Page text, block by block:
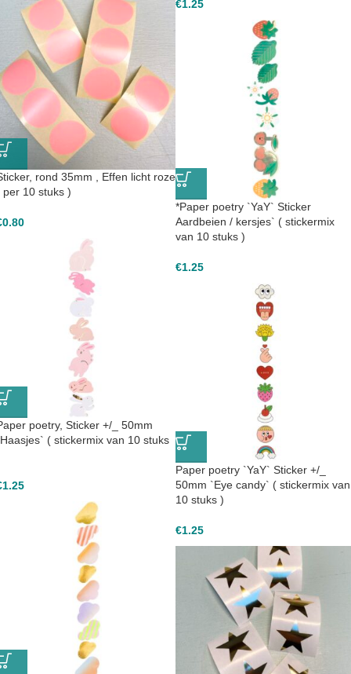
€1.25
rond 35mm , Effen licht roze
per 10 stuks )
0.80
*Paper poetry `YaY` Sticker
Aardbeien / kersjes` ( stickermix
van 10 stuks )
€1.25
poetry, Sticker +/_ 50mm
( stickermix van 10 stuks
1.25
Paper poetry `YaY` Sticker +/_
50mm `Eye candy` ( stickermix van
10 stuks )
€1.25